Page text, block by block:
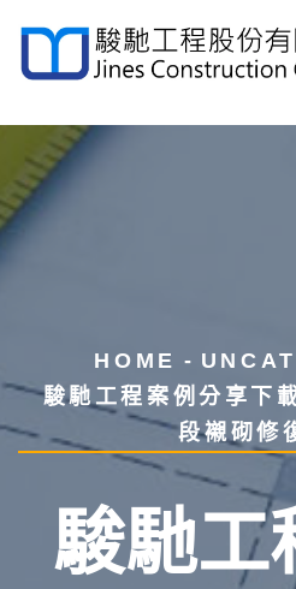
HOME
駿馳工程案例分享下
段襯砌修
駿馳工